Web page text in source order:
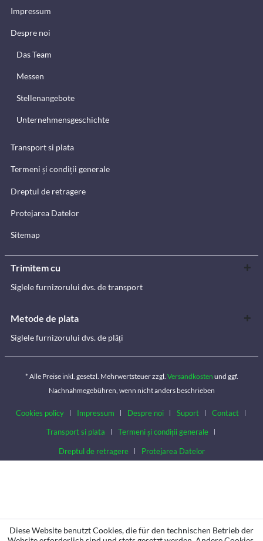
Impressum
Despre noi
Das Team
Messen
Stellenangebote
Unternehmensgeschichte
Transport si plata
Termeni și condiții generale
Dreptul de retragere
Protejarea Datelor
Sitemap
Trimitem cu
Siglele furnizorului dvs. de transport
Metode de plata
Siglele furnizorului dvs. de plăți
* Alle Preise inkl. gesetzl. Mehrwertsteuer zzgl. Versandkosten und ggf.
Nachnahmegebühren, wenn nicht anders beschrieben
Cookies policy Impressum Despre noi Suport
Contact
Transport si plata
Termeni și condiții generale
Dreptul de retragere Protejarea Datelor
Diese Website benutzt Cookies, die für den technischen Betrieb der